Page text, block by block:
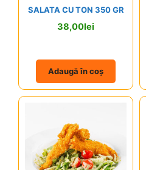
SALATA CU TON 350 GR
38,00lei
Adaugă în coș